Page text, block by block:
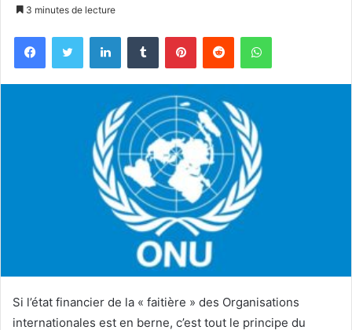
3 minutes de lecture
Si l’état financier de la « faitière » des Organisations
internationales est en berne, c’est tout le principe du